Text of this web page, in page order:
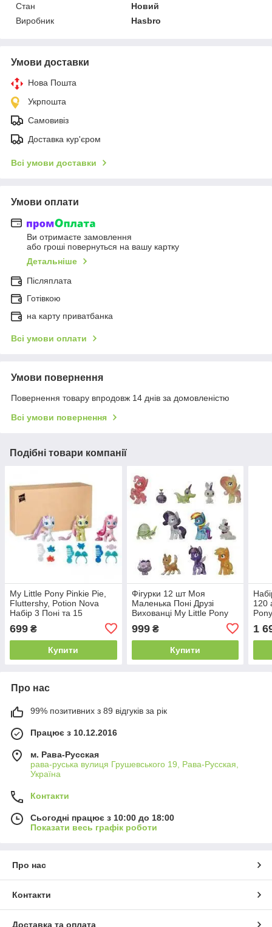
Стан
Новий
Виробник
Hasbro
Умови доставки
Нова Пошта
Укрпошта
Самовивіз
Доставка кур'єром
Всі умови доставки
Умови оплати
Ви отримаєте замовлення
або гроші повернуться на вашу картку
Детальніше
Післяплата
Готівкою
на карту приватбанка
Всі умови оплати
Умови повернення
Повернення товару впродовж 14 днів за домовленістю
Всі умови повернення
Подібні товари компанії
My Little Pony Pinkie Pie,
Fluttershy, Potion Nova
Набір 3 Поні та 15
699 ₴
Купити
Фігурки 12 шт Моя
Маленька Поні Друзі
Вихованці My Little Pony
Pet Friends Hasbro E9739
999₴
Купити
120
1
Про нас
99% позитивних з 89 відгуків за рік
Працює з 10.12.2016
м. Рава-Русская
рава-руська вулиця Грушевського 19, Рава-Русская,
Україна
Контакти
Сьогодні працює з 10:00 до 18:00
Показати весь графік роботи
Про нас
Контакти
Доставка та оплата